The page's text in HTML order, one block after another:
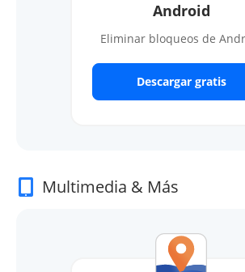
Android
Eliminar bloqueos de
Descargar gratis
Multimedia & Más